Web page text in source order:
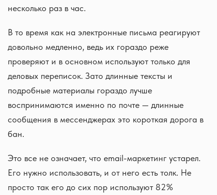
несколько раз в час.
В то время как на электронные письма реагируют
довольно медленно, ведь их гораздо реже
проверяют и в основном используют только для
деловых переписок. Зато длинные тексты и
подробные материалы гораздо лучше
воспринимаются именно по почте — длинные
сообщения в мессенджерах это короткая дорога в
бан.
Это все не означает, что email-маркетинг устарел.
Его нужно использовать, и от него есть толк. Не
просто так его до сих пор используют 82%